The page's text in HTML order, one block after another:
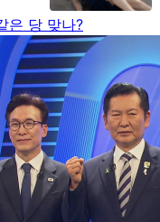
은 당 맞나?